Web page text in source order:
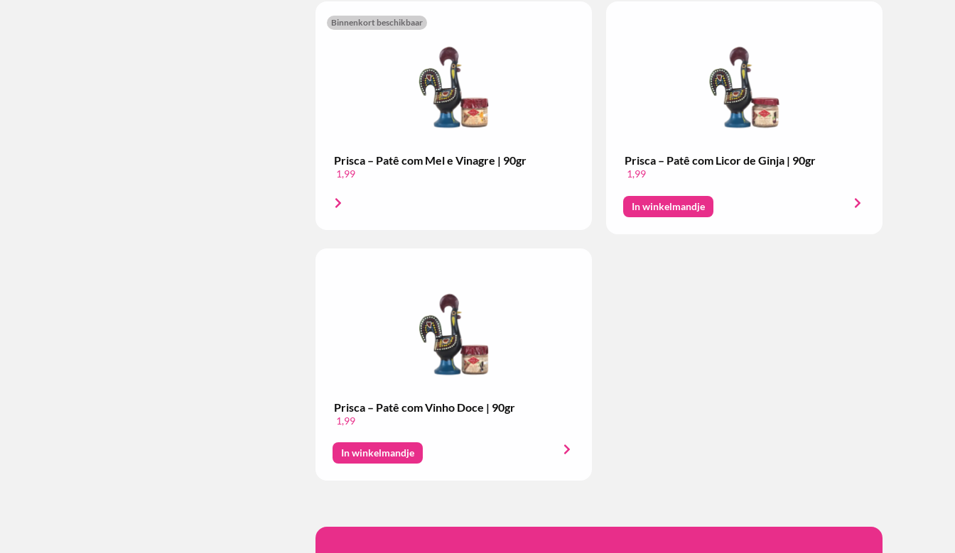
Binnenkort beschikbaar
Prisca – Patê com Mel e Vinagre | 90gr
1,99
Prisca – Patê com Licor de Ginja | 90gr
1,99
In winkelmandje
Prisca – Patê com Vinho Doce | 90gr
1,99
In winkelmandje